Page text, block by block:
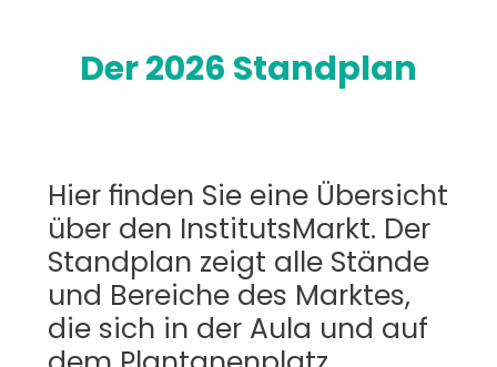
Der 2026 Standplan
Hier finden Sie eine Übersicht
über den InstitutsMarkt. Der
Standplan zeigt alle Stände
und Bereiche des Marktes,
die sich in der Aula und auf